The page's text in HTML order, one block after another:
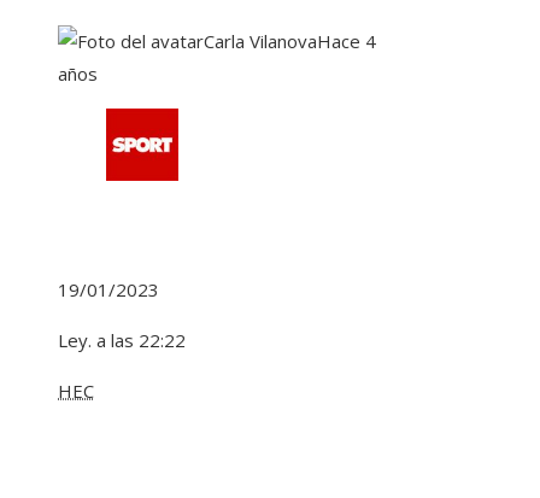
Carla VilanovaHace 4
años
19/01/2023
Ley. a las 22:22
HEC